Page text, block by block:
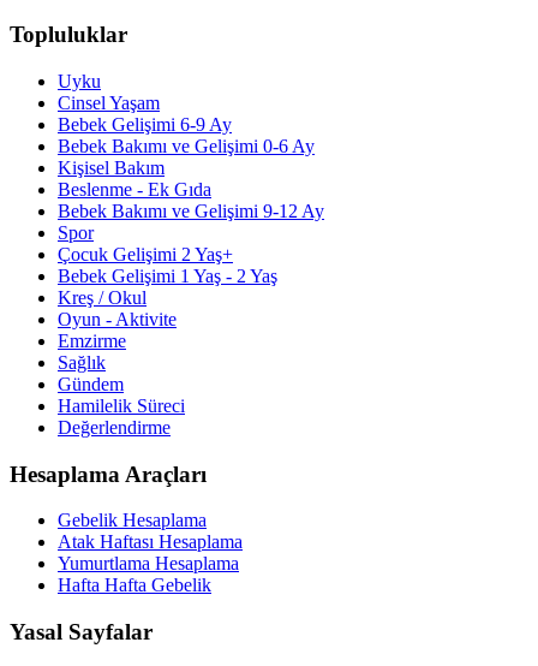
Topluluklar
Uyku
Cinsel Yaşam
Bebek Gelişimi 6-9 Ay
Bebek Bakımı ve Gelişimi 0-6 Ay
Kişisel Bakım
Beslenme - Ek Gıda
Bebek Bakımı ve Gelişimi 9-12 Ay
Spor
Çocuk Gelişimi 2 Yaş+
Bebek Gelişimi 1 Yaş - 2 Yaş
Kreş / Okul
Oyun - Aktivite
Emzirme
Sağlık
Gündem
Hamilelik Süreci
Değerlendirme
Hesaplama Araçları
Gebelik Hesaplama
Atak Haftası Hesaplama
Yumurtlama Hesaplama
Hafta Hafta Gebelik
Yasal Sayfalar